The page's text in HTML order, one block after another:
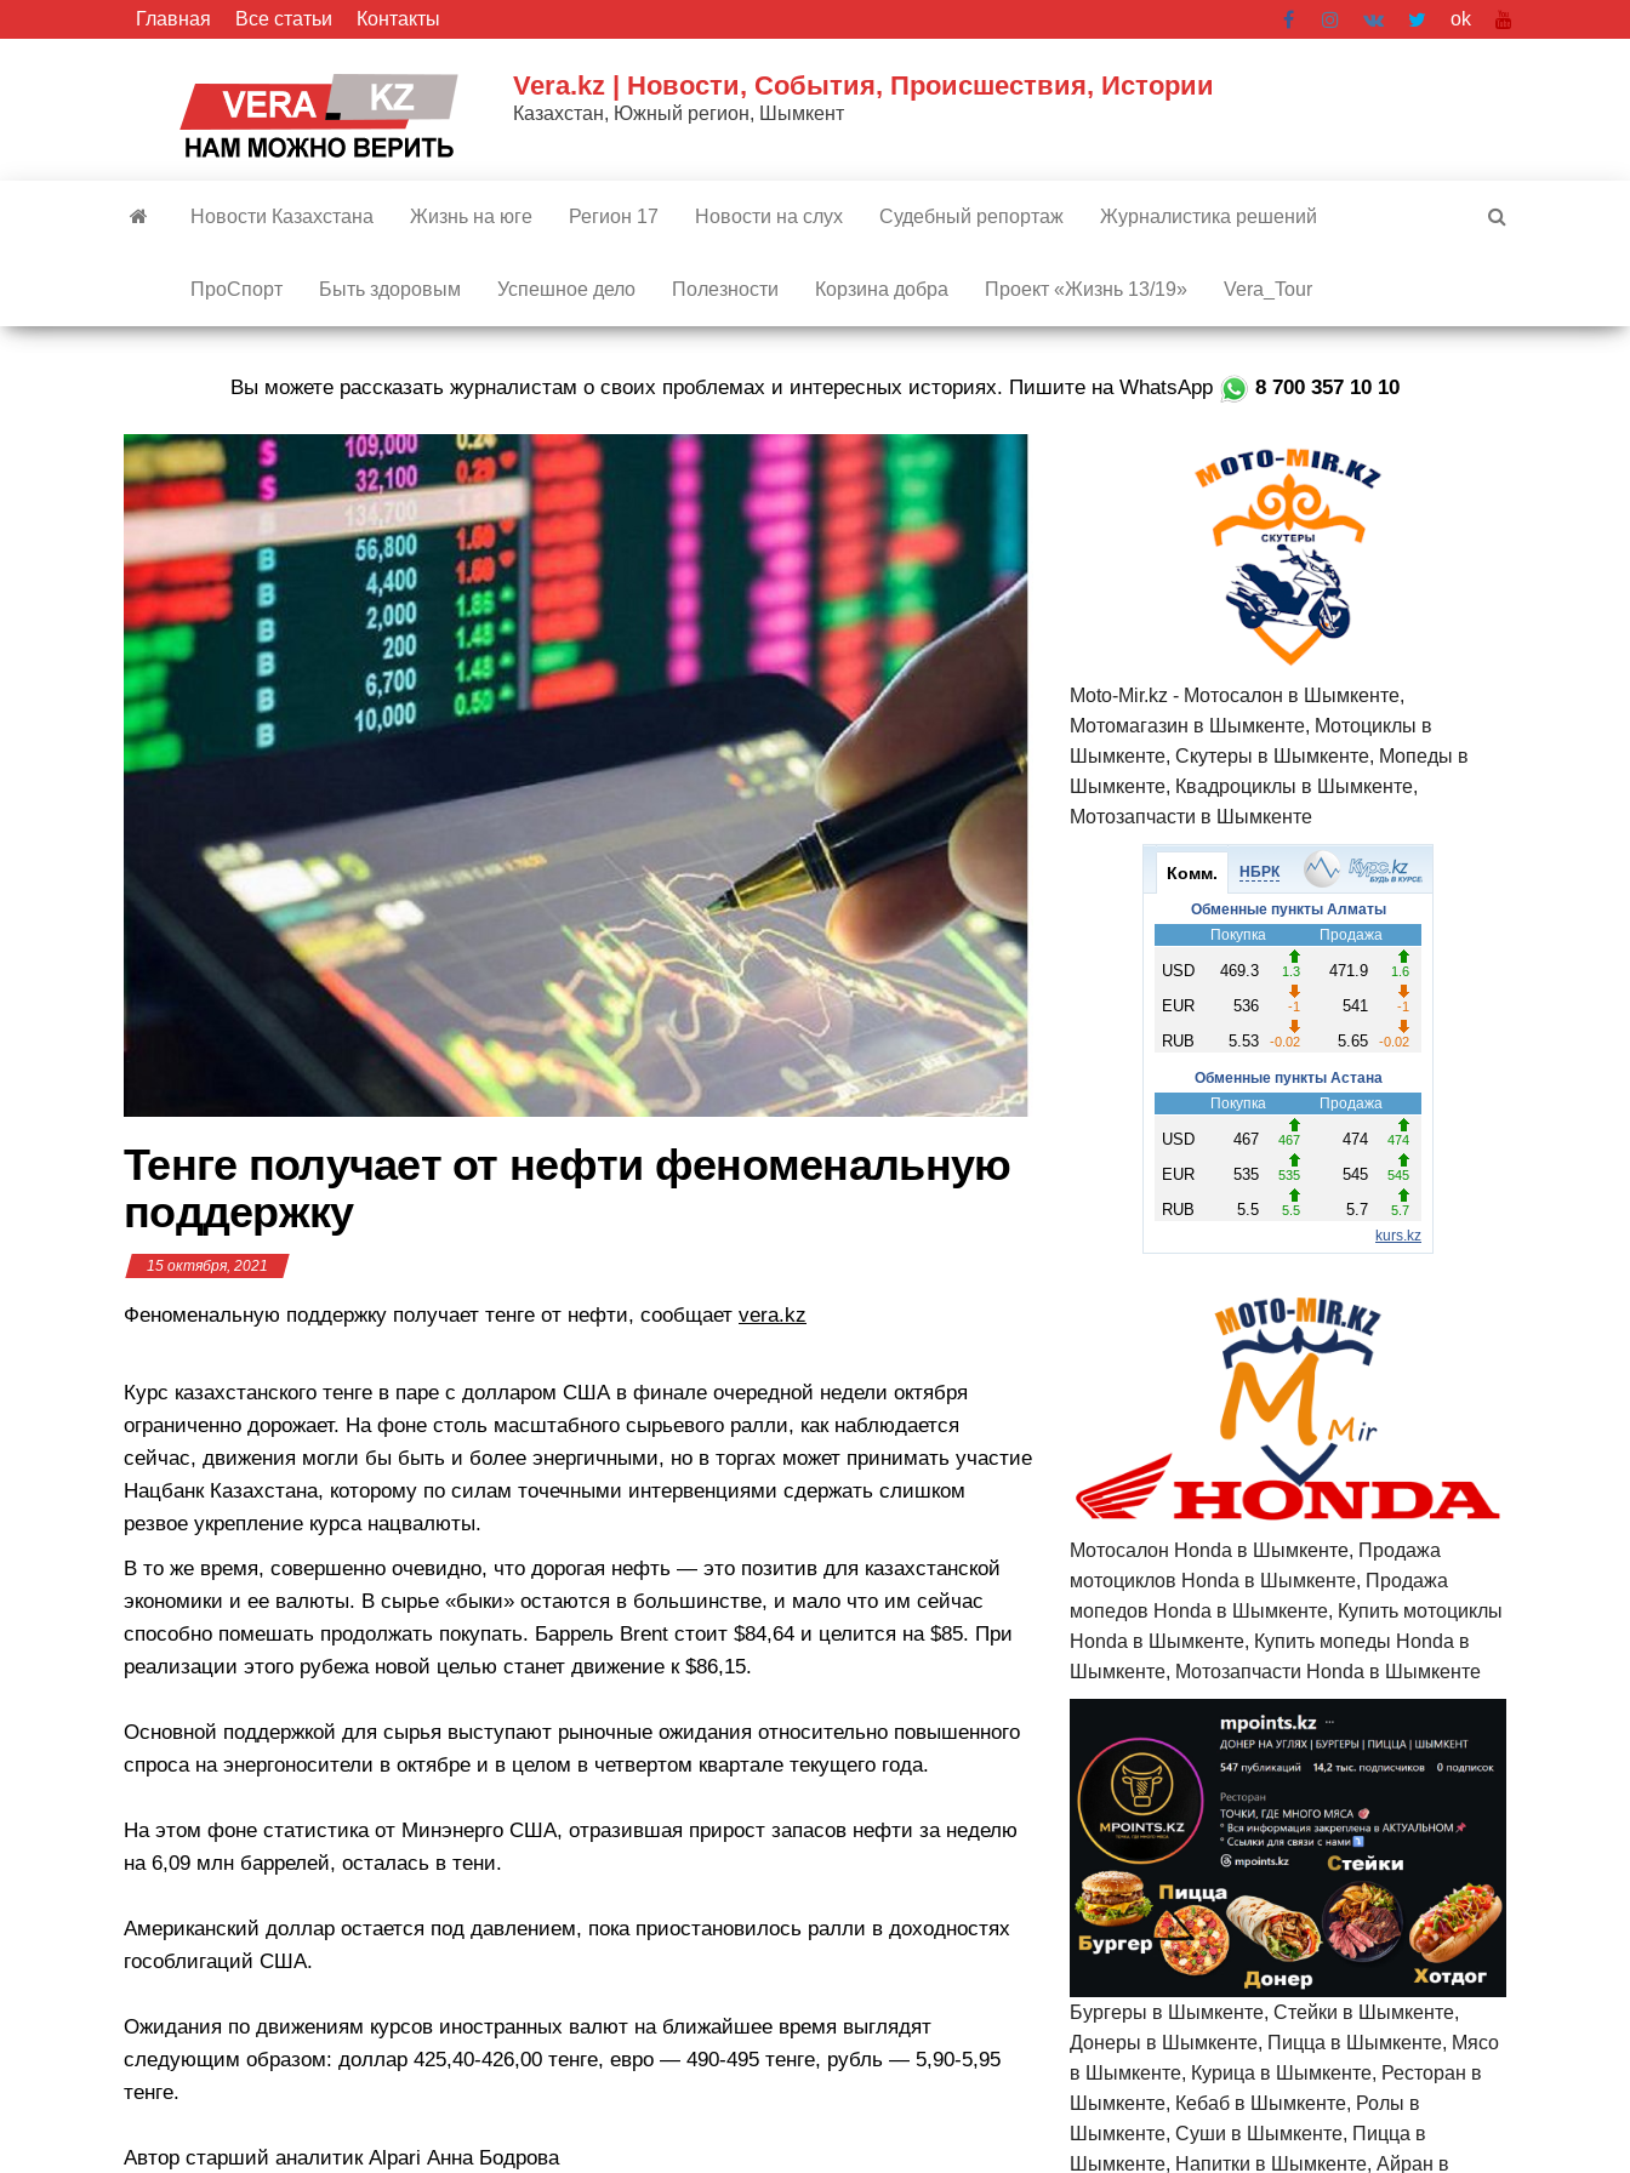
Главная Все статьи Контакты ok
Vera.kz | Новости, События, Происшествия, Истории
Казахстан, Южный регион, Шымкент
Новости Казахстана Жизнь на юге Регион 17 Новости на слух Судебный репортаж Журналистика решений
ПроСпорт Быть здоровым Успешное дело Полезности Корзина добра Проект «Жизнь 13/19» Vera_Tour
Вы можете рассказать журналистам о своих проблемах и интересных историях. Пишите на WhatsApp 8 700 357 10 10
Тенге получает от нефти феноменальную
поддержку
15 октября, 2021
Феноменальную поддержку получает тенге от нефти, сообщает vera.kz
Курс казахстанского тенге в паре с долларом США в финале очередной недели октября
ограниченно дорожает. На фоне столь масштабного сырьевого ралли, как наблюдается
сейчас, движения могли бы быть и более энергичными, но в торгах может принимать участие
Нацбанк Казахстана, которому по силам точечными интервенциями сдержать слишком
резвое укрепление курса нацвалюты.
В то же время, совершенно очевидно, что дорогая нефть — это позитив для казахстанской
экономики и ее валюты. В сырье «быки» остаются в большинстве, и мало что им сейчас
способно помешать продолжать покупать. Баррель Brent стоит $84,64 и целится на $85. При
реализации этого рубежа новой целью станет движение к $86,15.
Основной поддержкой для сырья выступают рыночные ожидания относительно повышенного
спроса на энергоносители в октябре и в целом в четвертом квартале текущего года.
На этом фоне статистика от Минэнерго США, отразившая прирост запасов нефти за неделю
на 6,09 млн баррелей, осталась в тени.
Американский доллар остается под давлением, пока приостановилось ралли в доходностях
гособлигаций США.
Ожидания по движениям курсов иностранных валют на ближайшее время выглядят
следующим образом: доллар 425,40-426,00 тенге, евро — 490-495 тенге, рубль — 5,90-5,95
тенге.
Автор старший аналитик Alpari Анна Бодрова
Moto-Mir.kz - Мотосалон в Шымкенте,
Мотомагазин в Шымкенте, Мотоциклы в
Шымкенте, Скутеры в Шымкенте, Мопеды в
Шымкенте, Квадроциклы в Шымкенте,
Мотозапчасти в Шымкенте
Мотосалон Honda в Шымкенте, Продажа
мотоциклов Honda в Шымкенте, Продажа
мопедов Honda в Шымкенте, Купить мотоциклы
Honda в Шымкенте, Купить мопеды Honda в
Шымкенте, Мотозапчасти Honda в Шымкенте
Бургеры в Шымкенте, Стейки в Шымкенте,
Донеры в Шымкенте, Пицца в Шымкенте, Мясо
в Шымкенте, Курица в Шымкенте, Ресторан в
Шымкенте, Кебаб в Шымкенте, Ролы в
Шымкенте, Суши в Шымкенте, Пицца в
Шымкенте, Напитки в Шымкенте, Айран в